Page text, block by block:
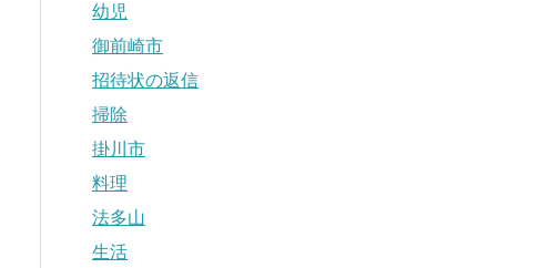
幼児
御前崎市
招待状の返信
掃除
掛川市
料理
法多山
生活